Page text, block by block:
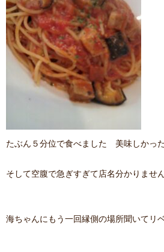
たぶん５分位で食べました 美味しかっ
そして空腹で急ぎすぎて店名分かりませ
海ちゃんにもう一回縁側の場所聞いてリ